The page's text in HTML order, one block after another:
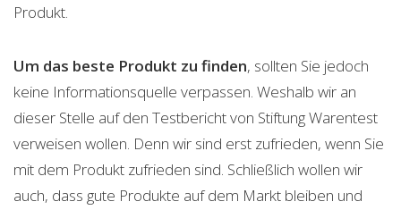
Produkt.
Um das beste Produkt zu finden, sollten Sie jedoch
keine Informationsquelle verpassen. Weshalb wir an
dieser Stelle auf den Testbericht von Stiftung Warentest
verweisen wollen. Denn wir sind erst zufrieden, wenn Sie
mit dem Produkt zufrieden sind. Schließlich wollen wir
auch, dass gute Produkte auf dem Markt bleiben und